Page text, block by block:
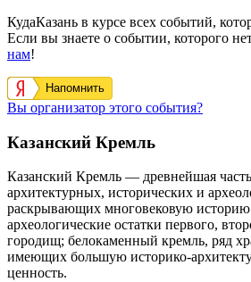
КудаКазань в курсе всех событий,
Если вы знаете о событии, которого
нам!
Напомнить
Вы организатор этого события?
Казанский Кремль
Казанский Кремль — древнейшая
архитектурных, исторических и
раскрывающих многовековую историю
археологические остатки первого,
городищ; белокаменный кремль, ряд
имеющих большую историко-
ценность.